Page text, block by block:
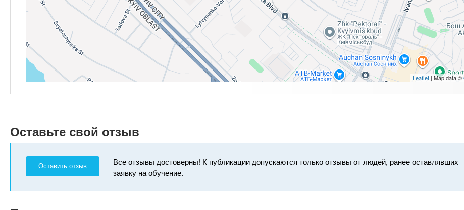
Leaflet | Map data ©
Оставьте свой отзыв
Оставить отзыв
Все отзывы достоверны! К публикации допускаются только отзывы от людей, ранее оставлявших
заявку на обучение.